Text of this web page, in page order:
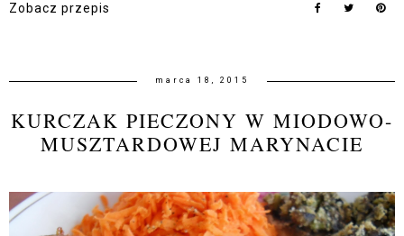
Zobacz przepis
marca 18, 2015
KURCZAK PIECZONY W MIODOWO-
MUSZTARDOWEJ MARYNACIE